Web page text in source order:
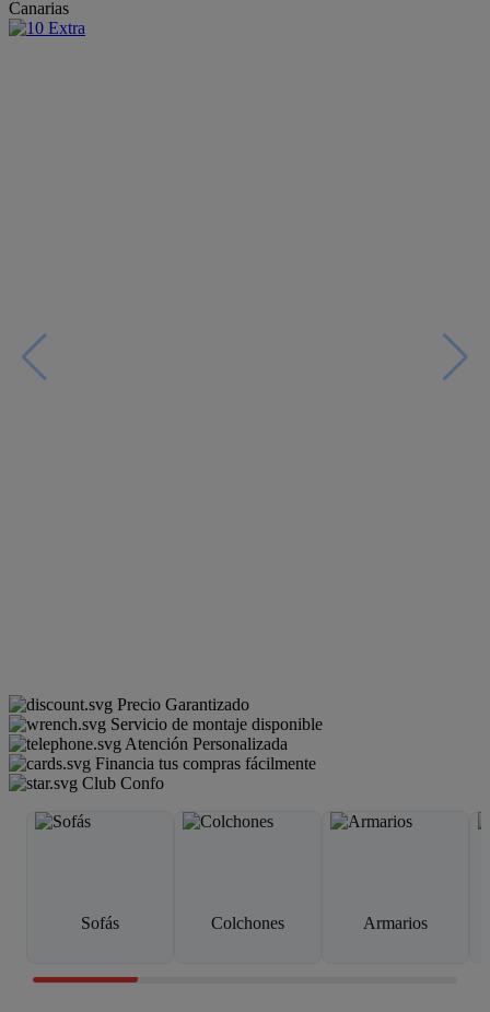
Canarias
Precio Garantizado
Servicio de montaje disponible
Atención Personalizada
Financia tus compras fácilmente
Club Confo
Sofás Colchones Armarios